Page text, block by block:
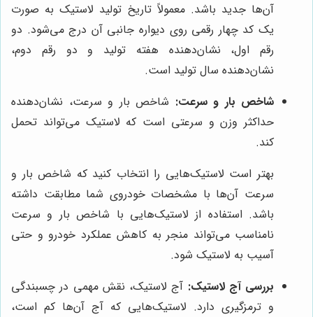
آن‌ها جدید باشد. معمولاً تاریخ تولید لاستیک به صورت
یک کد چهار رقمی روی دیواره جانبی آن درج می‌شود. دو
رقم اول، نشان‌دهنده هفته تولید و دو رقم دوم،
نشان‌دهنده سال تولید است.
شاخص بار و سرعت: شاخص بار و سرعت، نشان‌دهنده
حداکثر وزن و سرعتی است که لاستیک می‌تواند تحمل
کند.
بهتر است لاستیک‌هایی را انتخاب کنید که شاخص بار و
سرعت آن‌ها با مشخصات خودروی شما مطابقت داشته
باشد. استفاده از لاستیک‌هایی با شاخص بار و سرعت
نامناسب می‌تواند منجر به کاهش عملکرد خودرو و حتی
آسیب به لاستیک شود.
بررسی آج لاستیک: آج لاستیک، نقش مهمی در چسبندگی
و ترمزگیری دارد. لاستیک‌هایی که آج آن‌ها کم است،